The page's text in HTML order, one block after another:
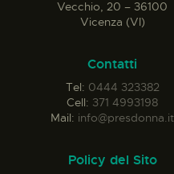
Vecchio, 20 – 36100
Vicenza (VI)
Contatti
Tel: 0444 323382
Cell: 371 4993198
Mail: info@presdonna.it
Policy del Sito